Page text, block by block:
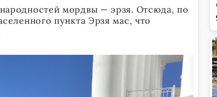
мордвы — эрзя. Отсюда, по
пункта Эрзя мас, что